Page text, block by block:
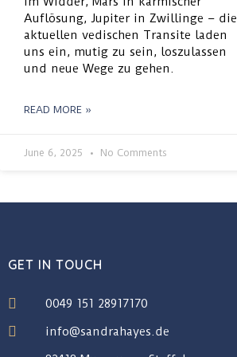
Auflösung, Jupiter in Zwillinge – die
aktuellen vedischen Transite laden
uns ein, mutig zu sein, loszulassen
und neue Wege zu gehen.
READ MORE »
June 6, 2025 No Comments
GET IN TOUCH
0049 151 28917170
info@sandrahayes.de